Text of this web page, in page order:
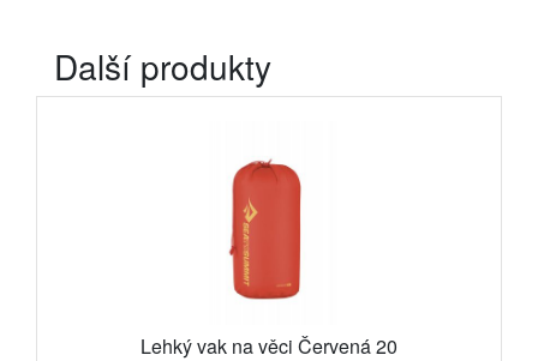
Další produkty
Lehký vak na věci Červená 20